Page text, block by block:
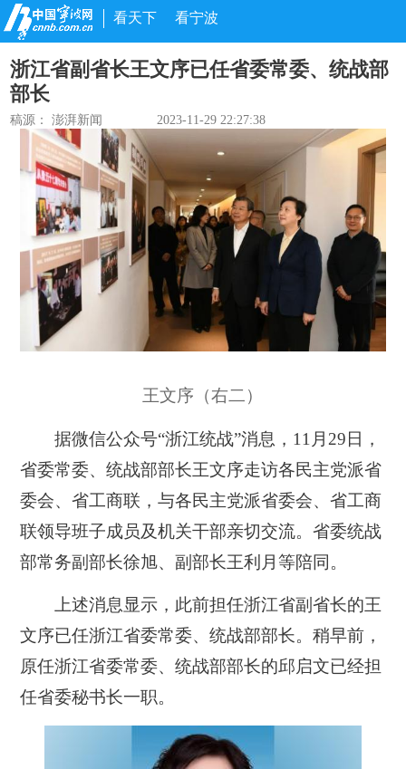
看天下 看宁波
浙江省副省长王文序已任省委常委、统战部
部长
稿源：澎湃新闻 2023-11-29 22:27:38
王文序（右二）
据微信公众号“浙江统战”消息，11月29日，
省委常委、统战部部长王文序走访各民主党派省
委会、省工商联，与各民主党派省委会、省工商
联领导班子成员及机关干部亲切交流。省委统战
部常务副部长徐旭、副部长王利月等陪同。
上述消息显示，此前担任浙江省副省长的王
文序已任浙江省委常委、统战部部长。稍早前，
原任浙江省委常委、统战部部长的邱启文已经担
任省委秘书长一职。